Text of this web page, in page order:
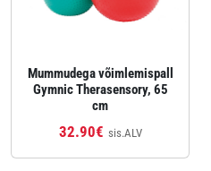
Mummudega võimlemispall
Gymnic Therasensory, 65
cm
32.90€ sis.ALV